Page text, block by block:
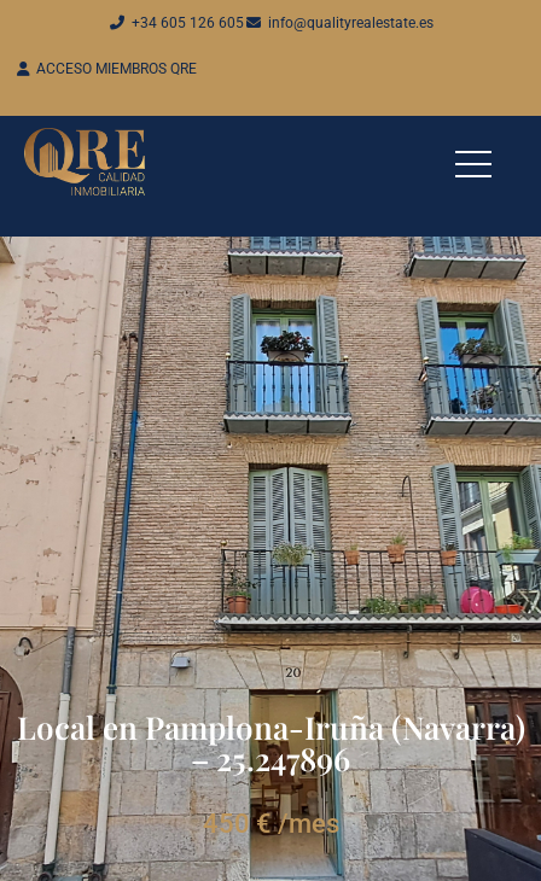
+34 605 126 605 info@qualityrealestate.es
ACCESO MIEMBROS QRE
Local en Pamplona-Iruña (Navarra)
– 25.247896
450 € /mes